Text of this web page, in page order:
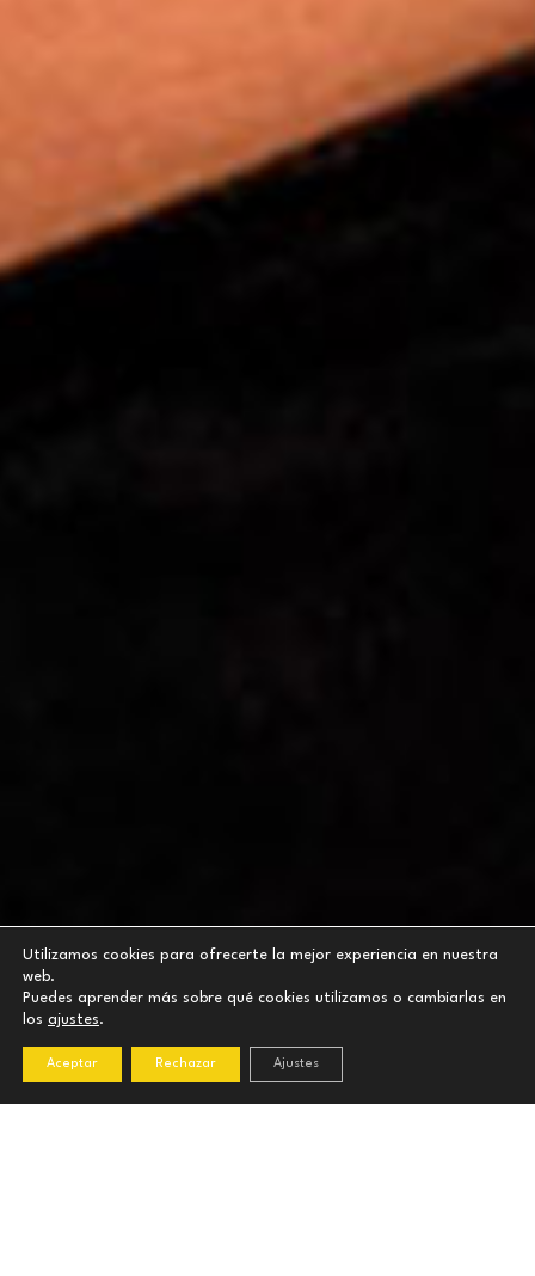
Utilizamos cookies para ofrecerte la mejor experiencia en nuestra
web.
Puedes aprender más sobre qué cookies utilizamos o cambiarlas en
los ajustes.
Aceptar Rechazar Ajustes